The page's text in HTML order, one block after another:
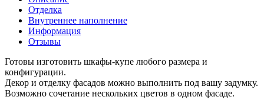
Отделка
Внутреннее наполнение
Информация
Отзывы
Готовы изготовить шкафы-купе любого размера и
конфигурации.
Декор и отделку фасадов можно выполнить под вашу задумку.
Возможно сочетание нескольких цветов в одном фасаде.